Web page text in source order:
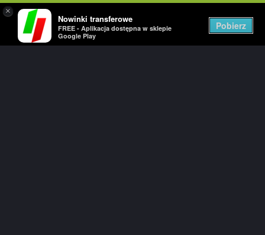
×
Nowinki transferowe
FREE - Aplikacja dostępna w sklepie
Google Play
Pobierz